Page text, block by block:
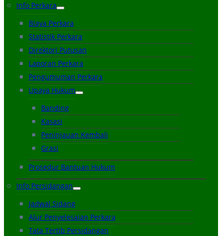
Info Perkara
Biaya Perkara
Statistik Perkara
Direktori Putusan
Laporan Perkara
Pengumuman Perkara
Upaya Hukum
Banding
Kasasi
Peninjauan Kembali
Grasi
Prosedur Bantuan Hukum
Info Persidangan
Jadwal Sidang
Alur Penyelesaian Perkara
Tata Tertib Persidangan